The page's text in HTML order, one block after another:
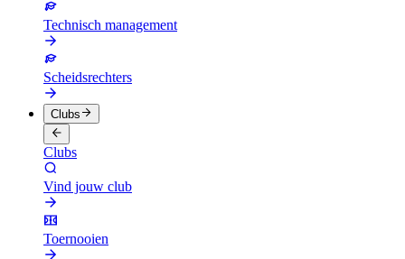
Technisch management
Scheidsrechters
Clubs
Clubs
Vind jouw club
Toernooien